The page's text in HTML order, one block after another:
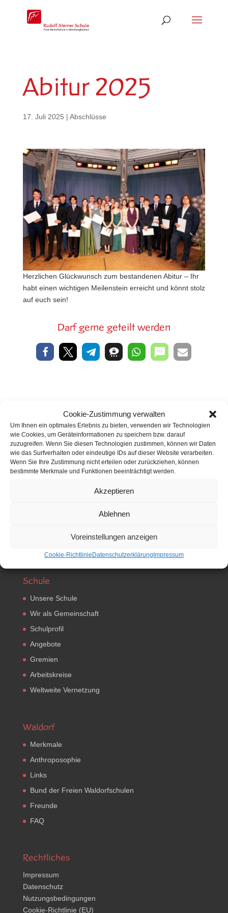
Cookie-Zustimmung verwalten
Um Ihnen ein optimales Erlebnis zu bieten, verwenden wir Technologien
wie Cookies, um Geräteinformationen zu speichern bzw. darauf
zuzugreifen. Wenn Sie diesen Technologien zustimmen, können wir Daten
wie das Surfverhalten oder eindeutige IDs auf dieser Website verarbeiten.
Wenn Sie Ihre Zustimmung nicht erteilen oder zurückziehen, können
bestimmte Merkmale und Funktionen beeinträchtigt werden.
Akzeptieren
Ablehnen
Voreinstellungen anzeigen
Cookie-Richtlinie Datenschutzerklärung Impressum
Abitur 2025
17. Juli 2025 | Abschlüsse
Herzlichen Glückwunsch zum bestandenen Abitur – Ihr
habt einen wichtigen Meilenstein erreicht und könnt stolz
auf euch sein!
Darf gerne geteilt werden
Neues
Schule
Unsere Schule
Wir als Gemeinschaft
Schulprofil
Angebote
Gremien
Arbeitskreise
Weltweite Vernetzung
Waldorf
Merkmale
Anthroposophie
Links
Bund der Freien Waldorfschulen
Freunde
FAQ
Rechtliches
Impressum
Datenschutz
Nutzungsbedingungen
Cookie-Richtlinie (EU)